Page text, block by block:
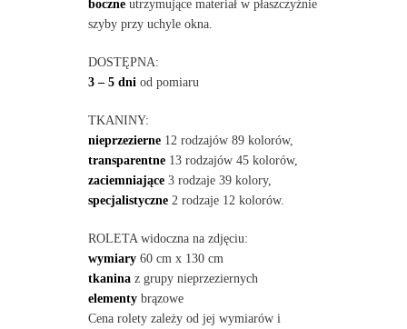
boczneutrzymujące materiał w płaszczyźnie
szyby przy uchyle okna.
DOSTĘPNA:
3 – 5 dniod pomiaru
TKANINY:
nieprzezierne12 rodzajów 89 kolorów,
transparentne13 rodzajów 45 kolorów,
zaciemniające3 rodzaje 39 kolory,
specjalistyczne2 rodzaje 12 kolorów.
ROLETA widoczna na zdjęciu:
wymiary60 cm x 130 cm
tkaninaz grupy nieprzeziernych
elementybrązowe
Cena rolety zależy od jej wymiarów i